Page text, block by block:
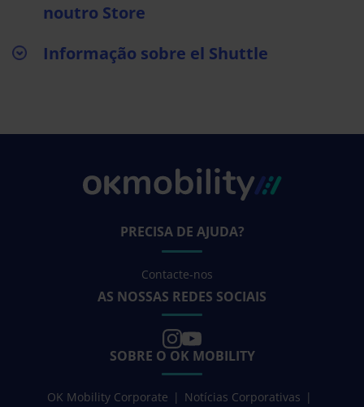
noutro Store
Informação sobre el Shuttle
PRECISA DE AJUDA?
Contacte-nos
AS NOSSAS REDES SOCIAIS
SOBRE O OK MOBILITY
OK Mobility Corporate Notícias Corporativas